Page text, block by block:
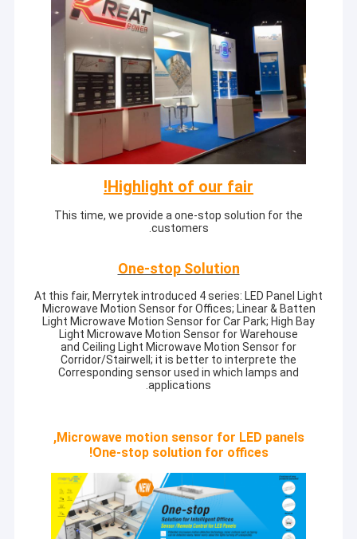
Highlight of our fair!
This time, we provide a one-stop solution for the
customers.
One-stop Solution
At this fair, Merrytek introduced 4 series: LED Panel Light
Microwave Motion Sensor for Offices; Linear & Batten
Light Microwave Motion Sensor for Car Park; High Bay
Light Microwave Motion Sensor for Warehouse
and Ceiling Light Microwave Motion Sensor for
Corridor/Stairwell; it is better to interprete the
Corresponding sensor used in which lamps and
applications.
Microwave motion sensor for LED panels,
One-stop solution for offices!